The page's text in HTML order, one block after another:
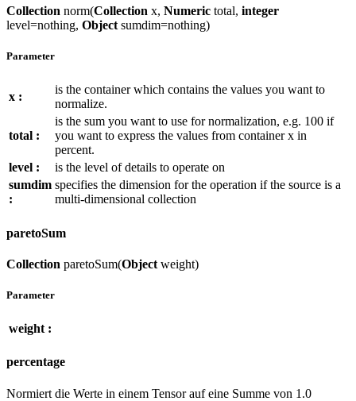
Collection norm(Collection x, Numeric total, integer
level=nothing, Object sumdim=nothing)
Parameter
x :
is the container which contains the values you want to
normalize.
total :
is the sum you want to use for normalization, e.g. 100 if
you want to express the values from container x in
percent.
level :
is the level of details to operate on
sumdim
:
specifies the dimension for the operation if the source is a
multi-dimensional collection
paretoSum
Collection paretoSum(Object weight)
Parameter
weight :
percentage
Normiert die Werte in einem Tensor auf eine Summe von 1.0